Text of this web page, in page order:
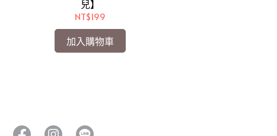
兒】
NT$199
加入購物車